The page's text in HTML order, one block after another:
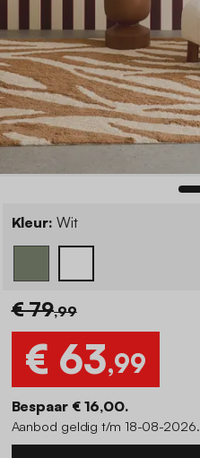
Kleur: Wit
€ 79,99
€ 63,99
Bespaar € 16,00.
Aanbod geldig t/m 18-08-2026.